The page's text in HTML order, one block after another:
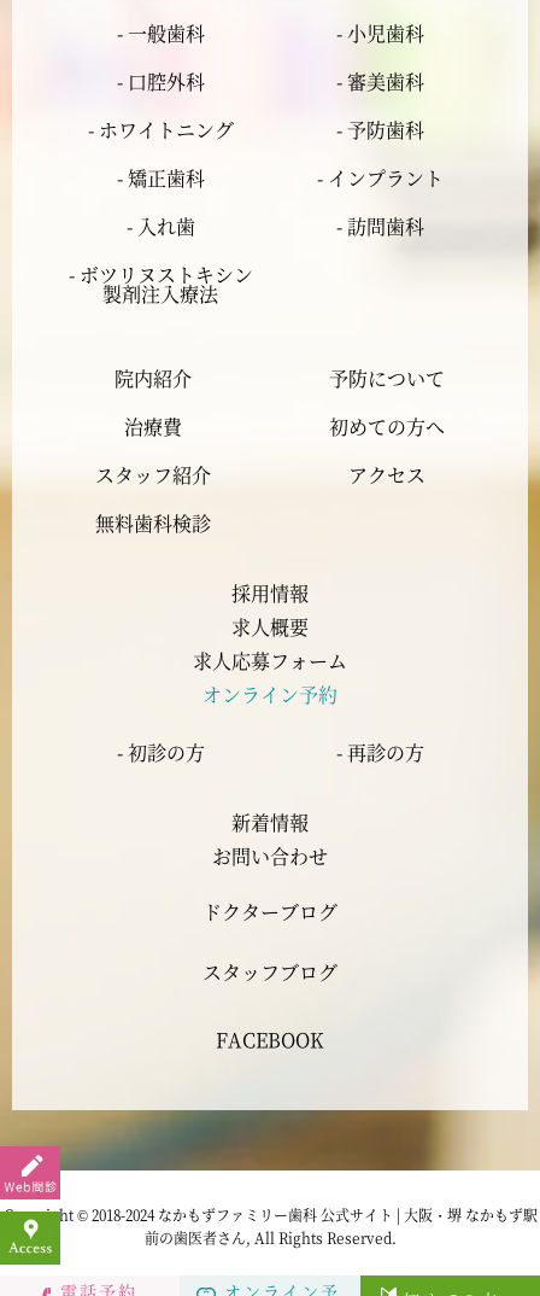
電話予約 オンライン予
2024年2月
2023年11月
2023年8月
2023年7月
2023年4月
2023年3月
2023年2月
2023年1月
2022年12月
2022年10月
- 一般歯科
- 小児歯科
- 口腔外科
- 審美歯科
- ホワイトニング
- 予防歯科
- 矯正歯科
- インプラント
- 入れ歯
- 訪問歯科
- ボツリヌストキシン
製剤注入療法
院内紹介
予防について
治療費
初めての方へ
スタッフ紹介
アクセス
無料歯科検診
採用情報
求人概要
求人応募フォーム
オンライン予約
- 初診の方 - 再診の方
新着情報
お問い合わせ
ドクターブログ
スタッフブログ
FACEBOOK
Copyright © 2018-2024 なかもずファミリー歯科 公式サイト | 大阪・堺 なかもず駅
前の歯医者さん, All Rights Reserved.